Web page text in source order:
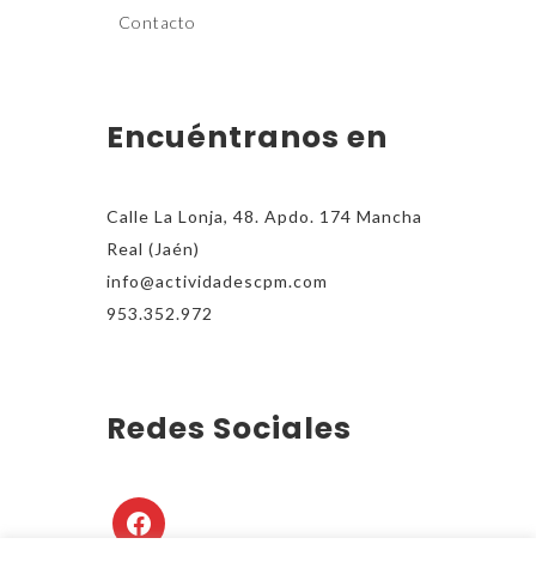
Contacto
Encuéntranos en
Calle La Lonja, 48. Apdo. 174 Mancha
Real (Jaén)
info@actividadescpm.com
953.352.972
Redes Sociales